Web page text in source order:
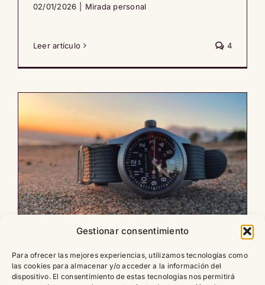
Gestionar consentimiento
Para ofrecer las mejores experiencias, utilizamos tecnologías como
las cookies para almacenar y/o acceder a la información del
dispositivo. El consentimiento de estas tecnologías nos permitirá
02/01/2026 Mirada personal
Leer artículo 4
Hamilton Khaki Field. Mi
compañero en 2025 | Ismael